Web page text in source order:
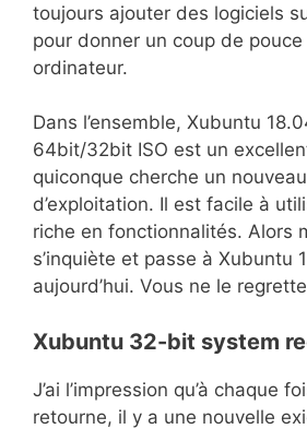
toujours ajouter des logiciels
pour donner un coup de
ordinateur.
Dans l’ensemble, Xubuntu
64bit/32bit ISO est un
quiconque cherche un
d’exploitation. Il est facile à
riche en fonctionnalités. Alors
s’inquiète et passe à Xubuntu
aujourd’hui. Vous ne le
Xubuntu 32-bit system
J’ai l’impression qu’à chaque
retourne, il y a une nouvelle